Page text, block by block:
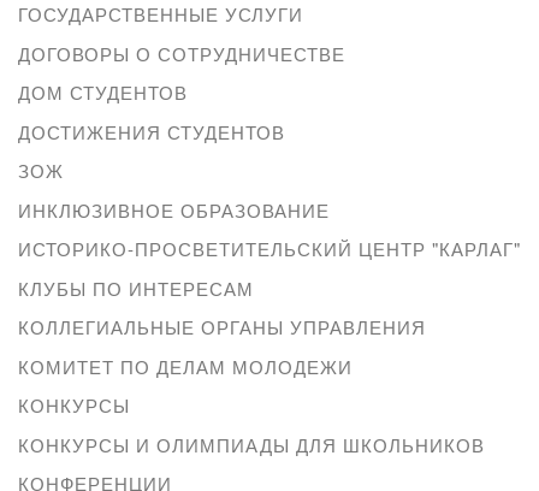
ГОСУДАРСТВЕННЫЕ УСЛУГИ
ДОГОВОРЫ О СОТРУДНИЧЕСТВЕ
ДОМ СТУДЕНТОВ
ДОСТИЖЕНИЯ СТУДЕНТОВ
ЗОЖ
ИНКЛЮЗИВНОЕ ОБРАЗОВАНИЕ
ИСТОРИКО-ПРОСВЕТИТЕЛЬСКИЙ ЦЕНТР "КАРЛАГ"
КЛУБЫ ПО ИНТЕРЕСАМ
КОЛЛЕГИАЛЬНЫЕ ОРГАНЫ УПРАВЛЕНИЯ
КОМИТЕТ ПО ДЕЛАМ МОЛОДЕЖИ
КОНКУРСЫ
КОНКУРСЫ И ОЛИМПИАДЫ ДЛЯ ШКОЛЬНИКОВ
КОНФЕРЕНЦИИ